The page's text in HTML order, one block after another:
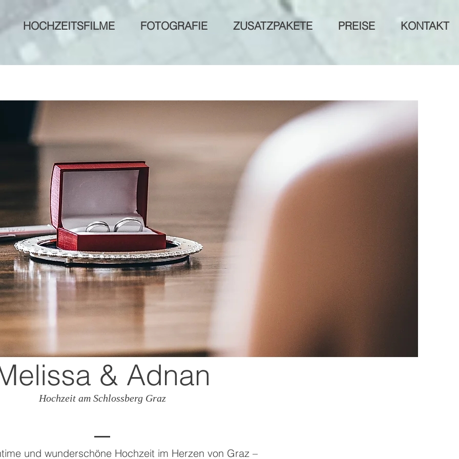
HOCHZEITSFILME FOTOGRAFIE ZUSATZPAKETE PREISE KONTAKT
& Adnan
Hochzeit am Schlossberg Graz
und wunderschöne Hochzeit im Herzen von Graz –